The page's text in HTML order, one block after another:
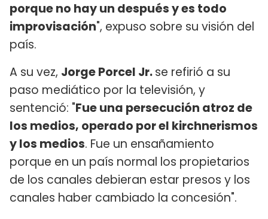
porque no hay un después y es todo
improvisación", expuso sobre su visión del
país.
A su vez, Jorge Porcel Jr.se refirió a su
paso mediático por la televisión, y
sentenció: "Fue una persecución atroz de
los medios, operado por el kirchnerismos
y los medios. Fue un ensañamiento
porque en un país normal los propietarios
de los canales debieran estar presos y los
canales haber cambiado la concesión".